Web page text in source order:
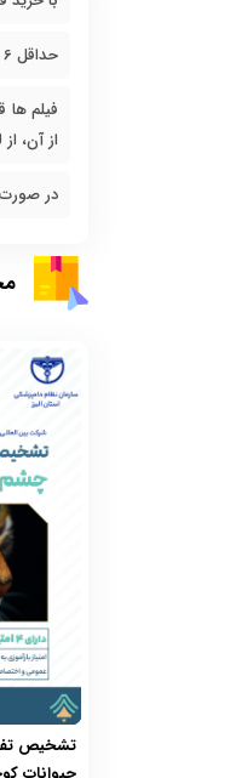
حداقل 6 ماه دسترسی به فایل آفلاین بدون محدودیت برای شما وجود دارد.
فیلم ها
از آن،
در صورت
تشخیص